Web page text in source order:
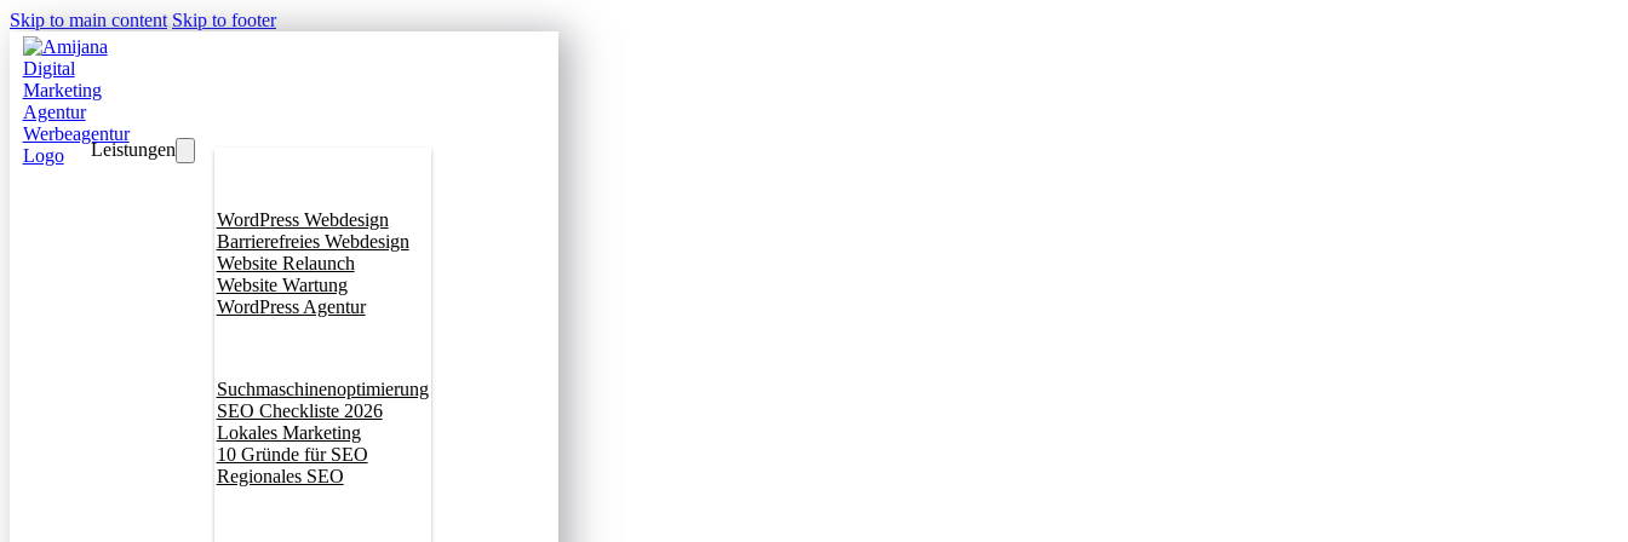
Skip to main content Skip to footer
Leistungen
WordPress Webdesign
Barrierefreies Webdesign
Website Relaunch
Website Wartung
WordPress Agentur
Suchmaschinenoptimierung
SEO Checkliste 2026
Lokales Marketing
10 Gründe für SEO
Regionales SEO